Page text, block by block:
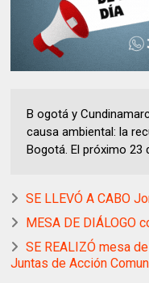
B ogotá y
causa ambiental: la
Bogotá. El próximo 23
SE LLEVÓ A CABO
MESA DE DIÁLOGO
SE REALIZÓ mesa
Juntas de Acción